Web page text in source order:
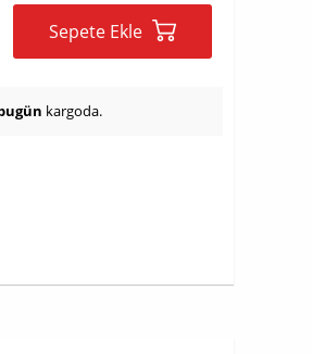
Sepete Ekle
kargoda.